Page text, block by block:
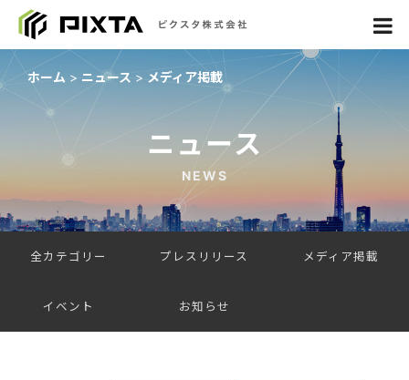
ホーム ニュース メディア掲載
ニュース
NEWS
全カテゴリー プレスリリース メディア掲載
イベント お知らせ